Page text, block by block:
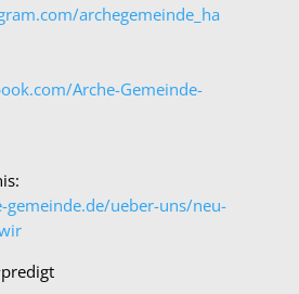
archegemeinde_ha
Arche-Gemeinde-
ueber-uns/neu-